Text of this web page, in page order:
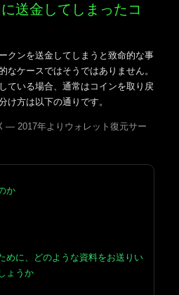
に送金してしまったコ
クンを送金してしまうと致命的な事
なケースではそうではありません。
ている場合、通常はコインを取り戻
け方は以下の通りです。
— 2017年よりウォレット復元サー
か
めに、どのような資料をお送りい
ょうか